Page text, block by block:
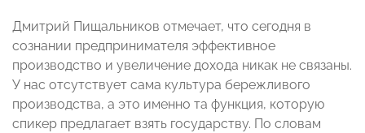
Дмитрий Пищальников отмечает, что сегодня в
сознании предпринимателя эффективное
производство и увеличение дохода никак не связаны.
У нас отсутствует сама культура бережливого
производства, а это именно та функция, которую
спикер предлагает взять государству. По словам